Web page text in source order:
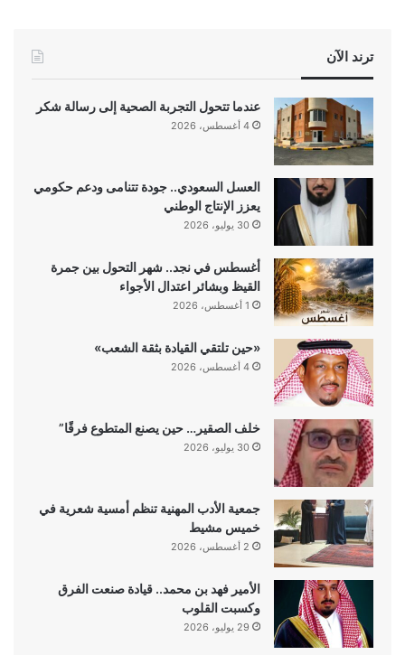
ترند الآن
عندما تتحول التجربة الصحية إلى رسالة شكر
4 أغسطس، 2026
العسل السعودي.. جودة تتنامى ودعم حكومي
يعزز الإنتاج الوطني
30 يوليو، 2026
أغسطس في نجد.. شهر التحول بين جمرة
القيظ وبشائر اعتدال الأجواء
1 أغسطس، 2026
«حين تلتقي القيادة بثقة الشعب»
4 أغسطس، 2026
خلف الصقير… حين يصنع المتطوع فرقًا”
30 يوليو، 2026
جمعية الأدب المهنية تنظم أمسية شعرية في
خميس مشيط
2 أغسطس، 2026
الأمير فهد بن محمد.. قيادة صنعت الفرق
وكسبت القلوب
29 يوليو، 2026